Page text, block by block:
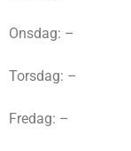
Onsdag: –
Torsdag: –
Fredag: –